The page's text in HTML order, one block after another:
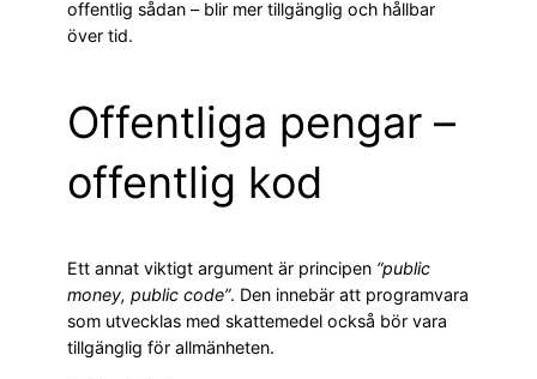
offentlig sådan – blir mer tillgänglig och hållbar
över tid.
Offentliga pengar –
offentlig kod
Ett annat viktigt argument är principen “public
money, public code”. Den innebär att programvara
som utvecklas med skattemedel också bör vara
tillgänglig för allmänheten.